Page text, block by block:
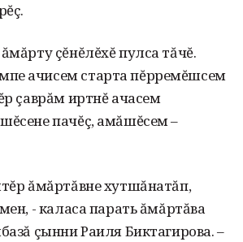
çĕнĕлĕхĕ пулса тăчĕ.
ачисем старта пĕрремĕшсем
çаврăм иртнĕ ачасем
пачĕç, амăшĕсем –
ăмăртăвне хутшăнатăп,
- каласа парать ăмăртăва
çынни Раиля Биктагирова. –